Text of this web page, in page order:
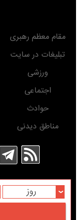
مقام معظم رهبری
تبلیغات در سایت
ورزشی
اجتماعی
حوادث
مناطق دیدنی
روز